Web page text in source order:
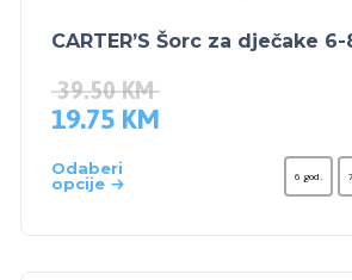
CARTER’S Šorc za dječake
39.50KM
19.75 KM
Odaberi
opcije
6 god.